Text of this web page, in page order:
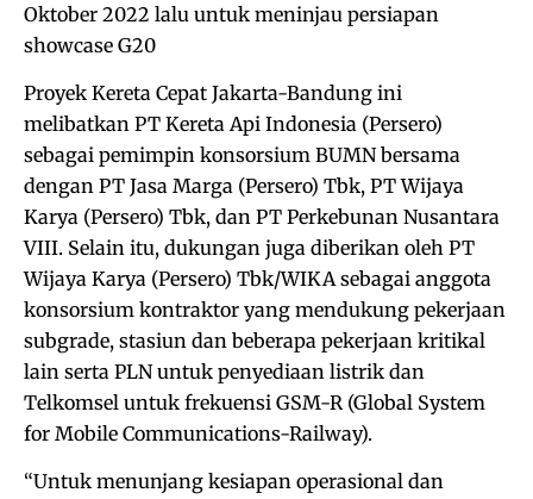
Oktober 2022 lalu untuk meninjau persiapan
showcase G20
Proyek Kereta Cepat Jakarta-Bandung ini
melibatkan PT Kereta Api Indonesia (Persero)
sebagai pemimpin konsorsium BUMN bersama
dengan PT Jasa Marga (Persero) Tbk, PT Wijaya
Karya (Persero) Tbk, dan PT Perkebunan Nusantara
VIII. Selain itu, dukungan juga diberikan oleh PT
Wijaya Karya (Persero) Tbk/WIKA sebagai anggota
konsorsium kontraktor yang mendukung pekerjaan
subgrade, stasiun dan beberapa pekerjaan kritikal
lain serta PLN untuk penyediaan listrik dan
Telkomsel untuk frekuensi GSM-R (Global System
for Mobile Communications-Railway).
“Untuk menunjang kesiapan operasional dan